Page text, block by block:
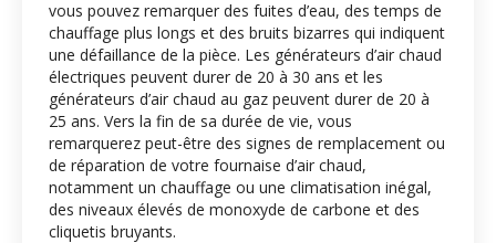
vous pouvez remarquer des fuites d’eau, des temps de
chauffage plus longs et des bruits bizarres qui indiquent
une défaillance de la pièce. Les générateurs d’air chaud
électriques peuvent durer de 20 à 30 ans et les
générateurs d’air chaud au gaz peuvent durer de 20 à
25 ans. Vers la fin de sa durée de vie, vous
remarquerez peut-être des signes de remplacement ou
de réparation de votre fournaise d’air chaud,
notamment un chauffage ou une climatisation inégal,
des niveaux élevés de monoxyde de carbone et des
cliquetis bruyants.